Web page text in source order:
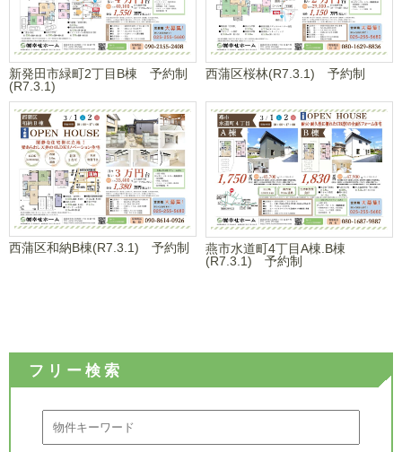
新発田市緑町2丁目B棟 予約制
(R7.3.1)
西蒲区桜林(R7.3.1) 予約制
西蒲区和納B棟(R7.3.1) 予約制
燕市水道町4丁目A棟.B棟
(R7.3.1) 予約制
フリー検索